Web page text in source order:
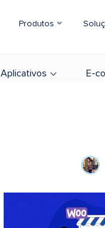
Produtos
Aplicativos E-